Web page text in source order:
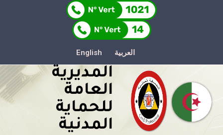
العربية English
المديرية
العامة
للحماية
المدنية